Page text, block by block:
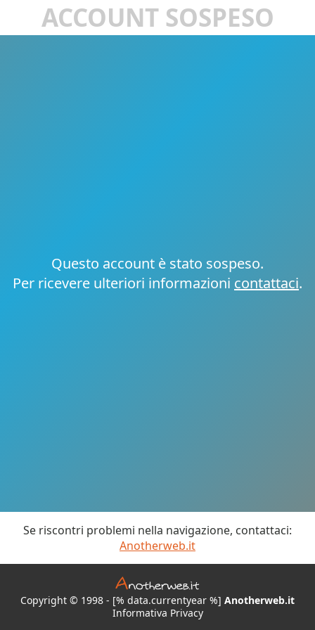
ACCOUNT SOSPESO
Questo account è stato sospeso.
Per ricevere ulteriori informazioni contattaci.
Se riscontri problemi nella navigazione, contattaci:
Anotherweb.it
Copyright © 1998 - [% data.currentyear %] Anotherweb.it
Informativa Privacy